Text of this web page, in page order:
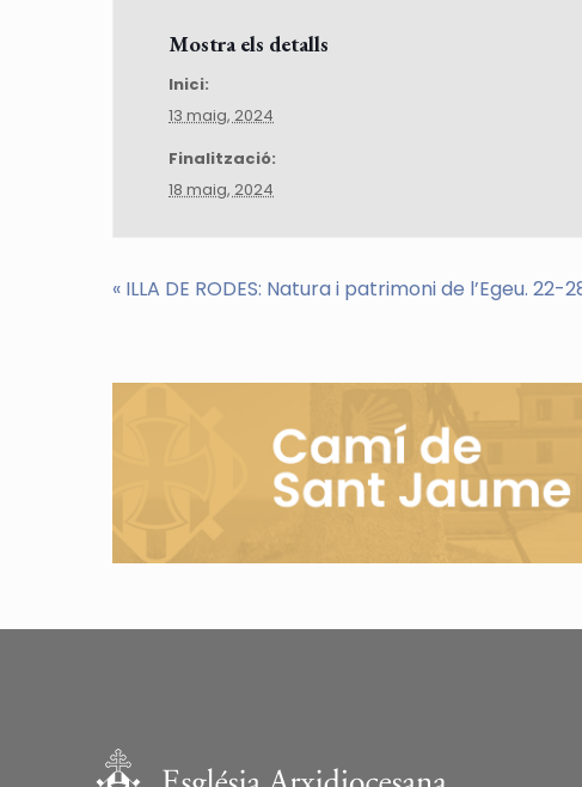
Mostra els detalls
Inici:
13 maig, 2024
Finalització:
18 maig, 2024
« ILLA DE RODES: Natura i patrimoni de l’Egeu. 22-